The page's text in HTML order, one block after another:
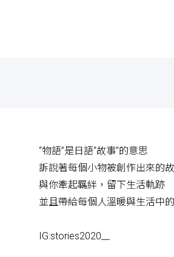
“物語”是日語“故事”的意思
訴說著每個小物被創作出來的
與你牽起羈絆，留下生活軌跡
並且帶給每個人溫暖與生活中
IG:stories2020__